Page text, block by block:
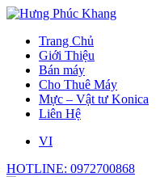
Trang Chủ
Giới Thiệu
Bán máy
Cho Thuê Máy
Mực – Vật tư Konica
Liên Hệ
VI
HOTLINE: 0972700868